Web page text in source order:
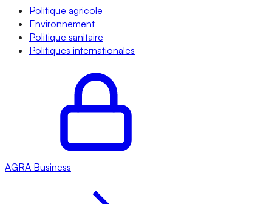
Politique agricole
Environnement
Politique sanitaire
Politiques internationales
AGRA Business